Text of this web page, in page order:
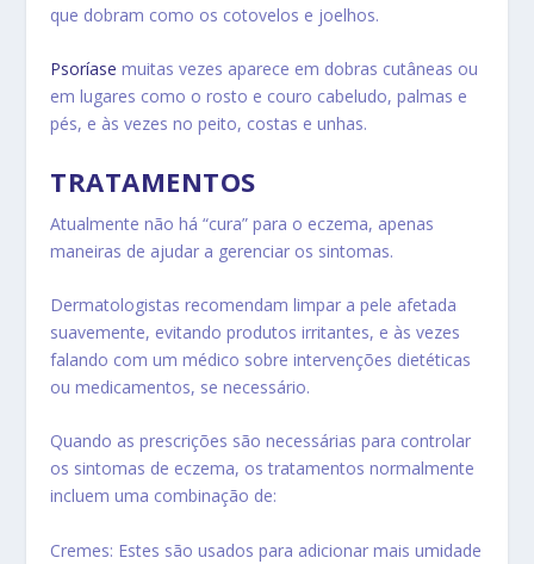
que dobram como os cotovelos e joelhos.
Psoríase muitas vezes aparece em dobras cutâneas ou
em lugares como o rosto e couro cabeludo, palmas e
pés, e às vezes no peito, costas e unhas.
TRATAMENTOS
Atualmente não há “cura” para o eczema, apenas
maneiras de ajudar a gerenciar os sintomas.
Dermatologistas recomendam limpar a pele afetada
suavemente, evitando produtos irritantes, e às vezes
falando com um médico sobre intervenções dietéticas
ou medicamentos, se necessário.
Quando as prescrições são necessárias para controlar
os sintomas de eczema, os tratamentos normalmente
incluem uma combinação de:
Cremes: Estes são usados para adicionar mais umidade